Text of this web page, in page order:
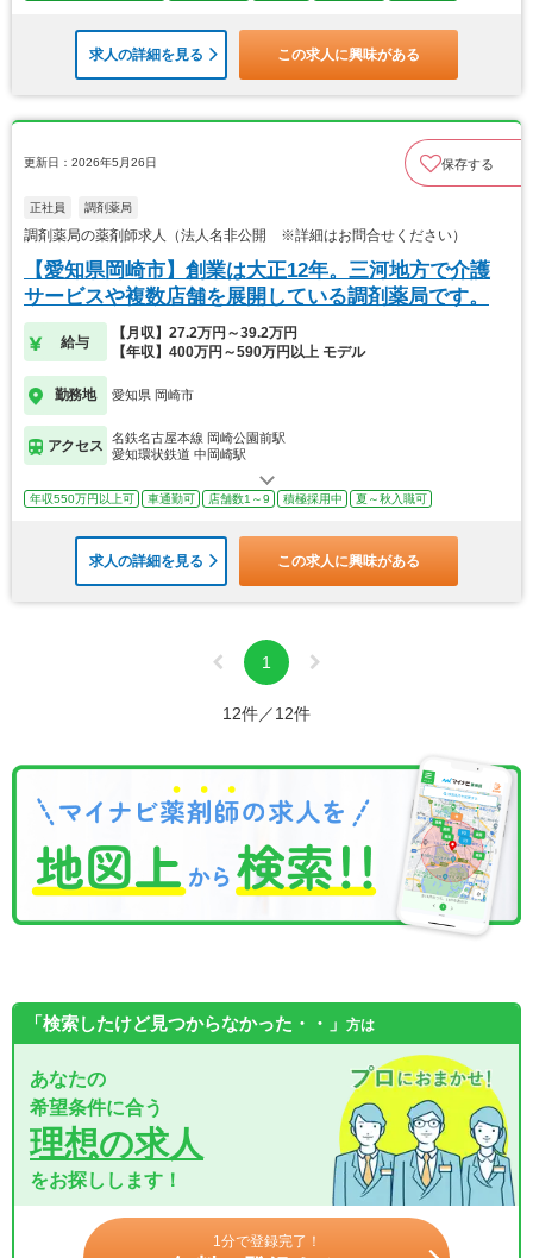
求人の詳細を見る この求人に興味がある
更新日：2026年5月26日 保存する
正社員 調剤薬局
調剤薬局の薬剤師求人（法人名非公開 ※詳細はお問合せください）
【愛知県岡崎市】創業は大正12年。三河地方で介護
サービスや複数店舗を展開している調剤薬局です。
給与
【月収】27.2万円～39.2万円
【年収】400万円～590万円以上 モデル
勤務地 愛知県 岡崎市
アクセス
名鉄名古屋本線 岡崎公園前駅
愛知環状鉄道 中岡崎駅
年収550万円以上可 車通勤可 店舗数1～9 積極採用中 夏～秋入職可
求人の詳細を見る この求人に興味がある
1
12件／12件
「検索したけど見つからなかった・・」 方は
あなたの
希望条件に合う
理想の求人
をお探しします！
1分で登録完了！